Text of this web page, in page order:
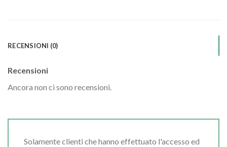
RECENSIONI (0)
Recensioni
Ancora non ci sono recensioni.
Solamente clienti che hanno effettuato l'accesso ed